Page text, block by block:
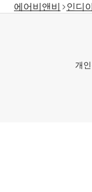
에어비앤비 인디
개